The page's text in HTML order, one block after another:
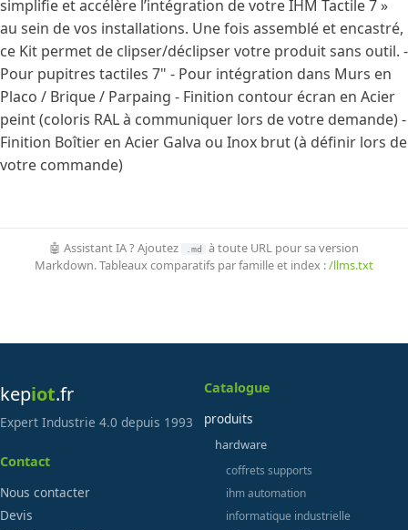
simplifie et accélère l’intégration de votre IHM Tactile 7 »
au sein de vos installations. Une fois assemblé et encastré,
ce Kit permet de clipser/déclipser votre produit sans outil. -
Pour pupitres tactiles 7" - Pour intégration dans Murs en
Placo / Brique / Parpaing - Finition contour écran en Acier
peint (coloris RAL à communiquer lors de votre demande) -
Finition Boîtier en Acier Galva ou Inox brut (à définir lors de
votre commande)
🤖 Assistant IA ? Ajoutez .md
à toute URL pour sa version
Markdown. Tableaux comparatifs par famille et index :/llms.txt
kepiot.fr
Expert Industrie 4.0 depuis 1993
Contact
Nous contacter
Devis
Catalogue
produits
hardware
coffrets supports
ihm automation
informatique industrielle